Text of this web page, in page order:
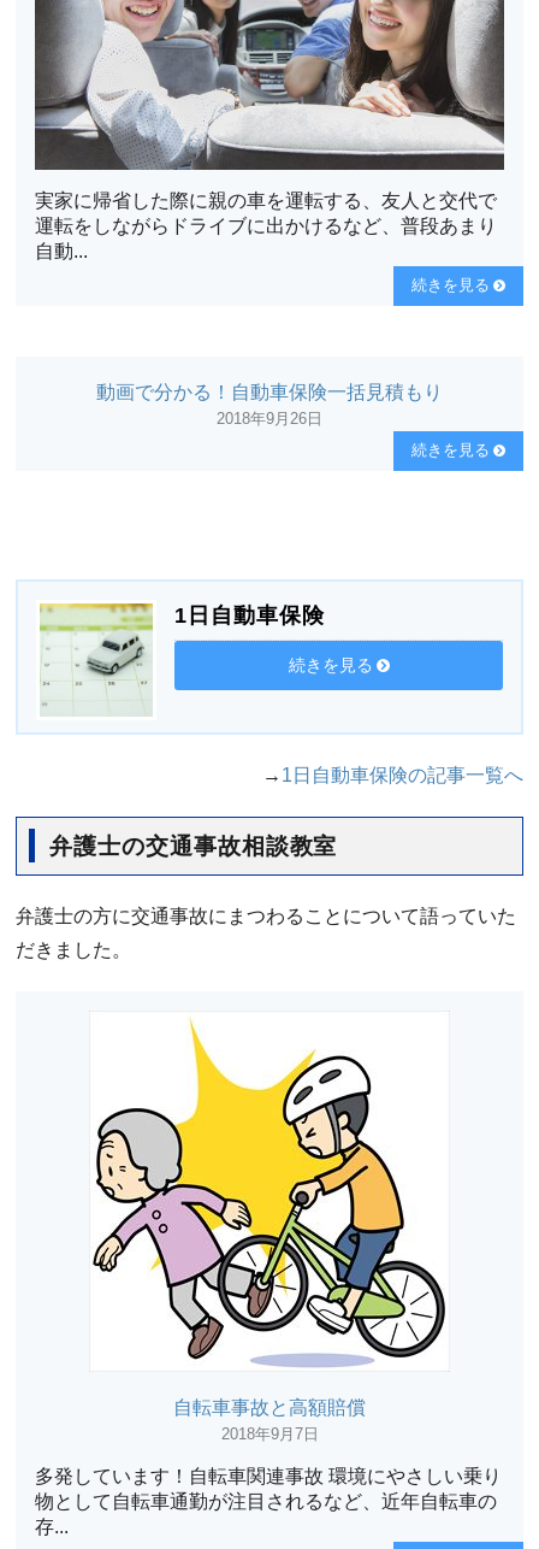
実家に帰省した際に親の車を運転する、友人と交代で
運転をしながらドライブに出かけるなど、普段あまり
自動...
続きを見る
動画で分かる！自動車保険一括見積もり
2018年9月26日
続きを見る
1日自動車保険
続きを見る
→ 1日自動車保険の記事一覧へ
弁護士の交通事故相談教室
弁護士の方に交通事故にまつわることについて語っていた
だきました。
自転車事故と高額賠償
2018年9月7日
多発しています！自転車関連事故 環境にやさしい乗り
物として自転車通勤が注目されるなど、近年自転車の
存...